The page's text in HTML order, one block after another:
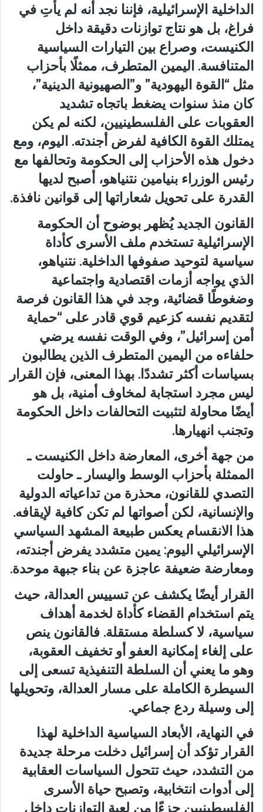
الداخلية الإسرائيلية، فإننا نجد أنه لم يأتِ في
فراغ، بل هو نتاج توازنات دقيقة داخل
الكنيست، وصراع بين التيارات السياسية
المتنافسة. اليمين المتطرف، ممثلًا بأحزاب
مثل “القوة اليهودية” و”الصهيونية الدينية”،
كان منذ سنوات يضغط باتجاه تشديد
العقوبات على الفلسطينيين، لكنه لم يكن
يمتلك القوة الكافية لفرض أجندته. اليوم، ومع
دخول هذه الأحزاب إلى الحكومة وتحالفها مع
رئيس الوزراء بنيامين نتنياهو، أصبح لديها
القدرة على تحويل شعاراتها إلى قوانين نافذة.
القانون الجديد يُظهر بوضوح أن الحكومة
الإسرائيلية تستخدم ملف الأسرى كأداة
سياسية لتوحيد صفوفها الداخلية. نتنياهو،
الذي يواجه أزمات اقتصادية واجتماعية
وضغوطًا قضائية، وجد في هذا القانون فرصة
لتقديم نفسه كزعيم قوي قادر على “حماية
أمن إسرائيل”، وفي الوقت نفسه يرضي
حلفاءه من اليمين المتطرف الذين يطالبون
بسياسات أكثر تشددًا. بهذا المعنى، فإن القرار
ليس مجرد استجابة لمخاوف أمنية، بل هو
أيضًا محاولة لتثبيت التحالفات داخل الحكومة
وتجنب انهيارها.
من جهة أخرى، المعارضة داخل الكنيست ـ
الممثلة بأحزاب الوسط واليسار ـ حاولت
التصدي للقانون، محذرة من تداعياته الدولية
والإنسانية، لكن أصواتها لم تكن كافية لإيقافه.
هذا الانقسام يعكس طبيعة المشهد السياسي
الإسرائيلي اليوم: يمين متشدد يفرض أجندته،
ومعارضة ضعيفة عاجزة عن بناء جبهة موحدة.
القرار أيضًا يكشف عن تسييس العدالة، حيث
يتم استخدام القضاء كأداة لخدمة أهداف
سياسية، لا كسلطة مستقلة. فالقانون ينص
على إلغاء إمكانية العفو أو تخفيف العقوبة،
وهو ما يعني أن السلطة التنفيذية تسعى إلى
السيطرة الكاملة على مسار العدالة، وتحويلها
إلى وسيلة ردع جماعي.
في النهاية، الأبعاد السياسية الداخلية لهذا
القرار تؤكد أن إسرائيل دخلت مرحلة جديدة
من التشدد، حيث تتحول السياسات العقابية
إلى أدوات انتخابية، وتصبح حياة الأسرى
الفلسطينيين جزءًا من لعبة التوازنات داخل